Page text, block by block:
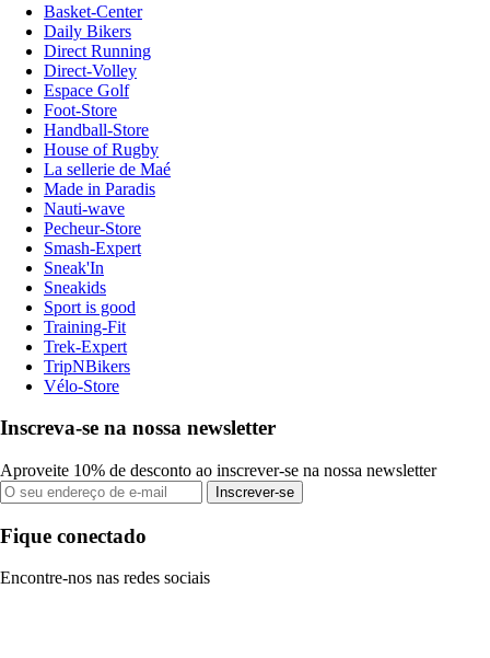
Basket-Center
Daily Bikers
Direct Running
Direct-Volley
Espace Golf
Foot-Store
Handball-Store
House of Rugby
La sellerie de Maé
Made in Paradis
Nauti-wave
Pecheur-Store
Smash-Expert
Sneak'In
Sneakids
Sport is good
Training-Fit
Trek-Expert
TripNBikers
Vélo-Store
Inscreva-se na nossa newsletter
Aproveite 10% de desconto ao inscrever-se na nossa newsletter
Inscrever-se
Fique conectado
Encontre-nos nas redes sociais